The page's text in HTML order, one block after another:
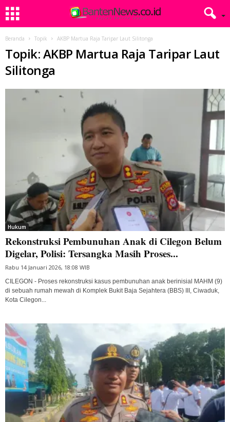
Beranda Topik AKBP Martua Raja Taripar Laut Silitonga
Topik: AKBP Martua Raja Taripar Laut
Silitonga
Hukum
Rekonstruksi Pembunuhan Anak di Cilegon Belum
Digelar, Polisi: Tersangka Masih Proses...
Rabu 14 Januari 2026, 18:08 WIB
CILEGON - Proses rekonstruksi kasus pembunuhan anak berinisial MAHM (9)
di sebuah rumah mewah di Komplek Bukit Baja Sejahtera (BBS) III, Ciwaduk,
Kota Cilegon...